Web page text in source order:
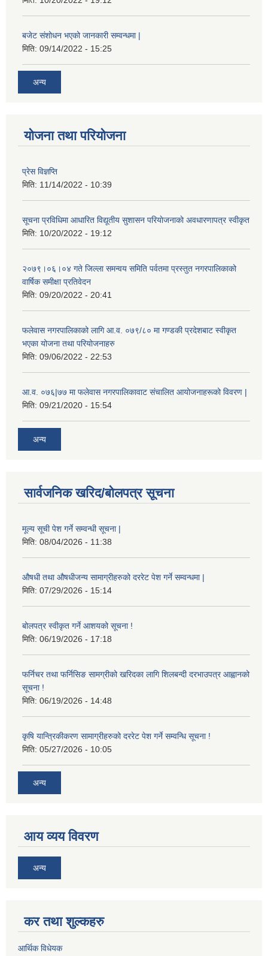
बजेट संशोधन भएको जानकारी सम्वन्धमा |
मिति: 09/14/2022 - 15:25
अन्य
योजना तथा परियोजना
प्रेस विज्ञप्ति
मिति: 11/14/2022 - 10:39
सूचना प्रविधिमा आधारित विद्यूतीय सुशासन परियाेजनाकाे अवधारणापत्र स्वीकृत
मिति: 10/20/2022 - 19:12
२०७९।०६।०४ गते जिल्ला समन्वय समिति पर्वतमा प्रस्तुत नगरपालिकाको
वार्षिक समीक्षा प्रतिवेदन
मिति: 09/20/2022 - 20:41
फलेवास नगरपालिकाको लागि आ.व. ०७९/८० मा गण्डकी प्रदेशबाट स्वीकृत
भएका योजना तथा परियोजनाहरु
मिति: 09/06/2022 - 22:53
आ.व. ०७६|७७ मा फलेवास नगरपालिकावाट संचालित आयोजनाहरूको विवरण |
मिति: 09/21/2020 - 15:54
अन्य
सार्वजनिक खरिद/बोलपत्र सूचना
मूल्य सूची पेश गर्ने सम्वन्धी सूचना |
मिति: 08/04/2026 - 11:38
औषधी तथा औषधीजन्य सामाग्रीहरुको दररेट पेश गर्ने सम्वन्धमा |
मिति: 07/29/2026 - 15:14
बोलपत्र स्वीकृत गर्ने आशयको सूचना !
मिति: 06/19/2026 - 17:18
फर्निचर तथा फर्निसिङ सामग्रीको खरिदका लागि शिलबन्दी दरभाउपत्र आह्वानको
सूचना !
मिति: 06/19/2026 - 14:48
कृषि यान्त्रिकीकरण सामाग्रीहरुको दररेट पेश गर्ने सम्वन्धि सूचना !
मिति: 05/27/2026 - 10:05
अन्य
आय व्यय विवरण
अन्य
कर तथा शुल्कहरु
आर्थिक विधेयक